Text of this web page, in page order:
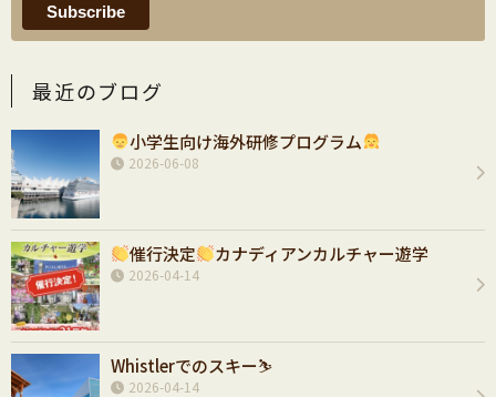
最近のブログ
小学生向け海外研修プログラム
2026-06-08
催行決定 カナディアンカルチャー遊学
2026-04-14
Whistlerでのスキー⛷️
2026-04-14